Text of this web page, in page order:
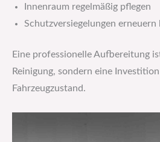
Innenraum regelmäßig pflegen
Schutzversiegelungen erneuern
Eine professionelle Aufbereitung
Reinigung, sondern eine
Fahrzeugzustand.